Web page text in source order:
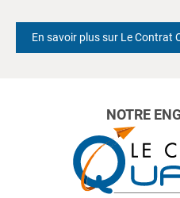
En savoir plus sur Le Contrat
NOTRE